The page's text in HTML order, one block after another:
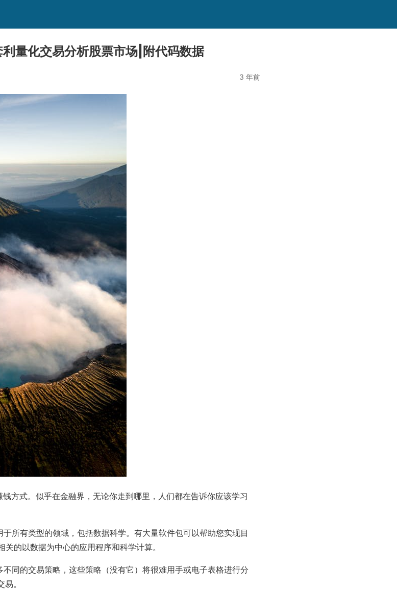
量化交易分析股票市场|附代码数据
3 年前
方式。似乎在金融界，无论你走到哪里，人们都在告诉你应该学习
所有类型的领域，包括数据科学。有大量软件包可以帮助您实现目
的以数据为中心的应用程序和科学计算。
同的交易策略，这些策略（没有它）将很难用手或电子表格进行分
。